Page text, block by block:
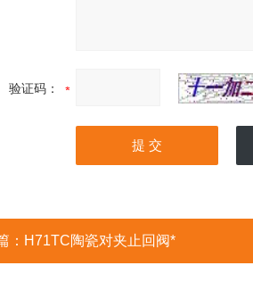
验证码：
： H71TC陶瓷对夹止回阀*